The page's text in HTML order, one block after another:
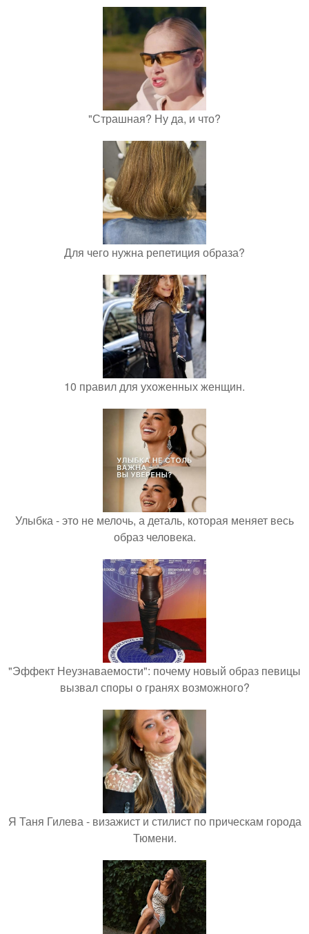
"Страшная? Ну да, и что?
Для чего нужна репетиция образа?
10 правил для ухоженных женщин.
Улыбка - это не мелочь, а деталь, которая меняет весь
образ человека.
"Эффект Неузнаваемости": почему новый образ певицы
вызвал споры о гранях возможного?
Я Таня Гилева - визажист и стилист по прическам города
Тюмени.